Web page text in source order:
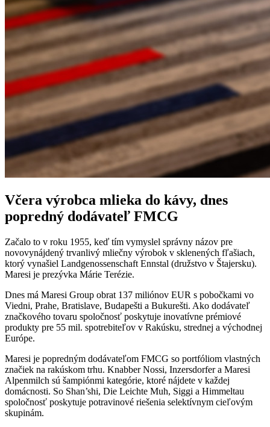
Včera výrobca mlieka do kávy, dnes
popredný dodávateľ FMCG
Začalo to v roku 1955, keď tím vymyslel správny názov pre
novovynájdený trvanlivý mliečny výrobok v sklenených fľašiach,
ktorý vynašiel Landgenossenschaft Ennstal (družstvo v Štajersku).
Maresi je prezývka Márie Terézie.
Dnes má Maresi Group obrat 137 miliónov EUR s pobočkami vo
Viedni, Prahe, Bratislave, Budapešti a Bukurešti. Ako dodávateľ
značkového tovaru spoločnosť poskytuje inovatívne prémiové
produkty pre 55 mil. spotrebiteľov v Rakúsku, strednej a východnej
Európe.
Maresi je popredným dodávateľom FMCG so portfóliom vlastných
značiek na rakúskom trhu. Knabber Nossi, Inzersdorfer a Maresi
Alpenmilch sú šampiónmi kategórie, ktoré nájdete v každej
domácnosti. So Shan’shi, Die Leichte Muh, Siggi a Himmeltau
spoločnosť poskytuje potravinové riešenia selektívnym cieľovým
skupinám.